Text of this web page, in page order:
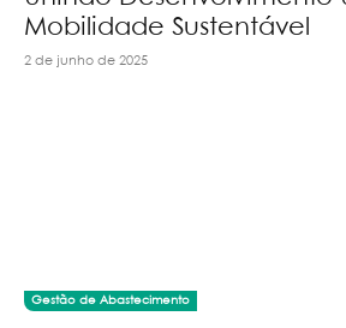
Mobilidade Sustentável
2 de junho de 2025
Gestão de Abastecimento